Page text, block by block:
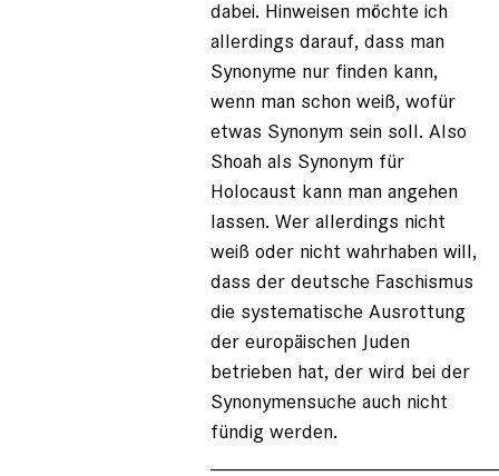
dabei. Hinweisen möchte ich
allerdings darauf, dass man
Synonyme nur finden kann,
wenn man schon weiß, wofür
etwas Synonym sein soll. Also
Shoah als Synonym für
Holocaust kann man angehen
lassen. Wer allerdings nicht
weiß oder nicht wahrhaben will,
dass der deutsche Faschismus
die systematische Ausrottung
der europäischen Juden
betrieben hat, der wird bei der
Synonymensuche auch nicht
fündig werden.